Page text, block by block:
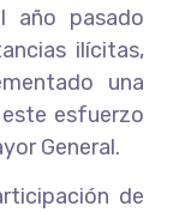
año pasado
ilícitas,
una
esfuerzo
General.
de